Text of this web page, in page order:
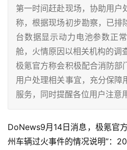
第一时间赶赴现场，协助用户
称，根据现场初步勘察，已排
台数据显示动力电池参数正
舱，火情原因以相关机构的调
极氪官方称会积极配合消防部
用户处理相关事宜，充分保障
服务，同时提醒各位用户注意
DoNews9月14日消息，极氪官
州车辆过火事件的情况说明”：